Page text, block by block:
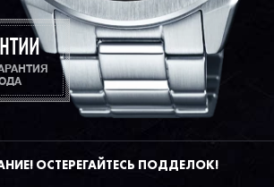
ОСТЕРЕГАЙТЕСЬ ПОДДЕЛОК!